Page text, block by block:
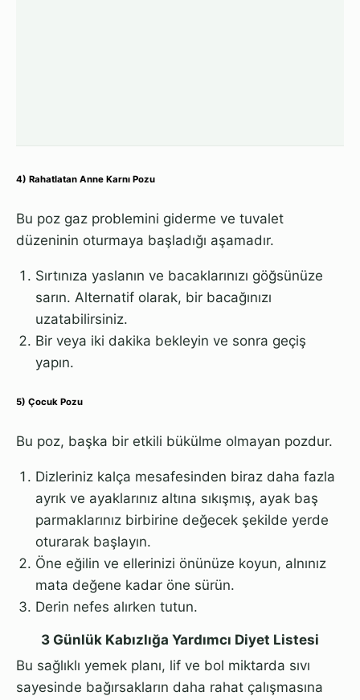
4) Rahatlatan Anne Karnı Pozu
Bu poz gaz problemini giderme ve tuvalet
düzeninin oturmaya başladığı aşamadır.
Sırtınıza yaslanın ve bacaklarınızı göğsünüze
sarın. Alternatif olarak, bir bacağınızı
uzatabilirsiniz.
Bir veya iki dakika bekleyin ve sonra geçiş
yapın.
5) Çocuk Pozu
Bu poz, başka bir etkili bükülme olmayan pozdur.
Dizleriniz kalça mesafesinden biraz daha fazla
ayrık ve ayaklarınız altına sıkışmış, ayak baş
parmaklarınız birbirine değecek şekilde yerde
oturarak başlayın.
Öne eğilin ve ellerinizi önünüze koyun, alnınız
mata değene kadar öne sürün.
Derin nefes alırken tutun.
3 Günlük Kabızlığa Yardımcı Diyet Listesi
Bu sağlıklı yemek planı, lif ve bol miktarda sıvı
sayesinde bağırsakların daha rahat çalışmasına